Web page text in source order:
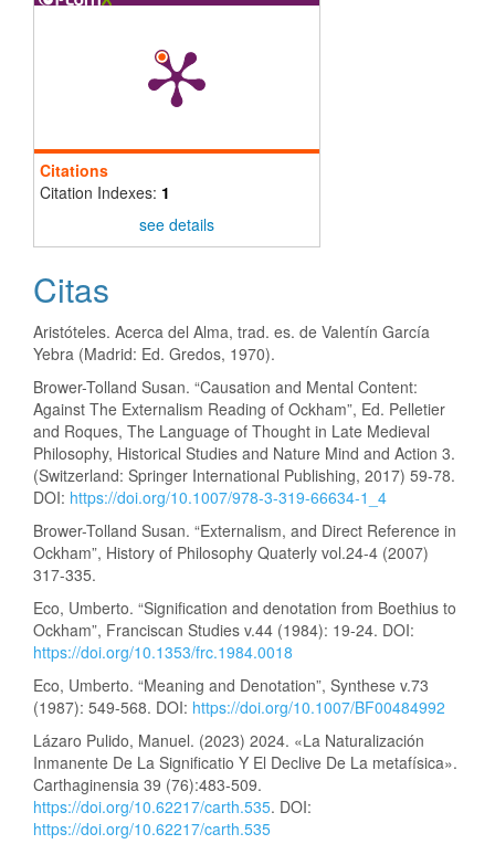
Citations
Citation Indexes: 1
see details
Citas
Aristóteles. Acerca del Alma, trad. es. de Valentín García
Yebra (Madrid: Ed. Gredos, 1970).
Brower-Tolland Susan. “Causation and Mental Content:
Against The Externalism Reading of Ockham”, Ed. Pelletier
and Roques, The Language of Thought in Late Medieval
Philosophy, Historical Studies and Nature Mind and Action 3.
(Switzerland: Springer International Publishing, 2017) 59-78.
DOI: https://doi.org/10.1007/978-3-319-66634-1_4
Brower-Tolland Susan. “Externalism, and Direct Reference in
Ockham”, History of Philosophy Quaterly vol.24-4 (2007)
317-335.
Eco, Umberto. “Signification and denotation from Boethius to
Ockham”, Franciscan Studies v.44 (1984): 19-24. DOI:
https://doi.org/10.1353/frc.1984.0018
Eco, Umberto. “Meaning and Denotation”, Synthese v.73
(1987): 549-568. DOI: https://doi.org/10.1007/BF00484992
Lázaro Pulido, Manuel. (2023) 2024. «La Naturalización
Inmanente De La Significatio Y El Declive De La metafísica».
Carthaginensia 39 (76):483-509.
https://doi.org/10.62217/carth.535. DOI:
https://doi.org/10.62217/carth.535